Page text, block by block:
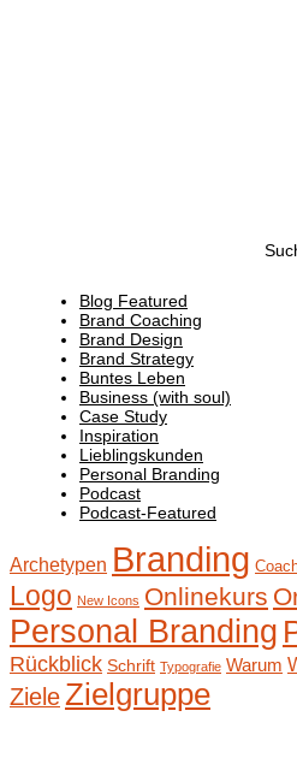
Blog Featured
Brand Coaching
Brand Design
Brand Strategy
Buntes Leben
Business (with soul)
Case Study
Inspiration
Lieblingskunden
Personal Branding
Podcast
Podcast-Featured
Archetypen Branding
Logo New Icons Onlinekurs
Personal Branding
Rückblick Schrift Typografie Warum
ZieleZielgruppe